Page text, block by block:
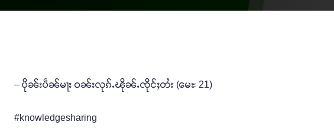
– ပိုၼ်းပဵၼ်မႃး ဝၼ်းလုၵ်ႉၽိုၼ်ႉၸိုင်ႈတႆး (မေႊ 21)
#knowledgesharing